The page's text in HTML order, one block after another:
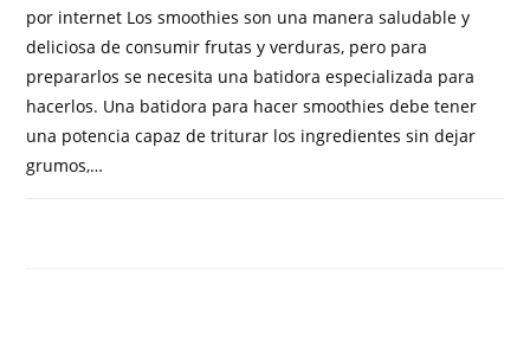
por internet Los smoothies son una manera saludable y
deliciosa de consumir frutas y verduras, pero para
prepararlos se necesita una batidora especializada para
hacerlos. Una batidora para hacer smoothies debe tener
una potencia capaz de triturar los ingredientes sin dejar
grumos,…